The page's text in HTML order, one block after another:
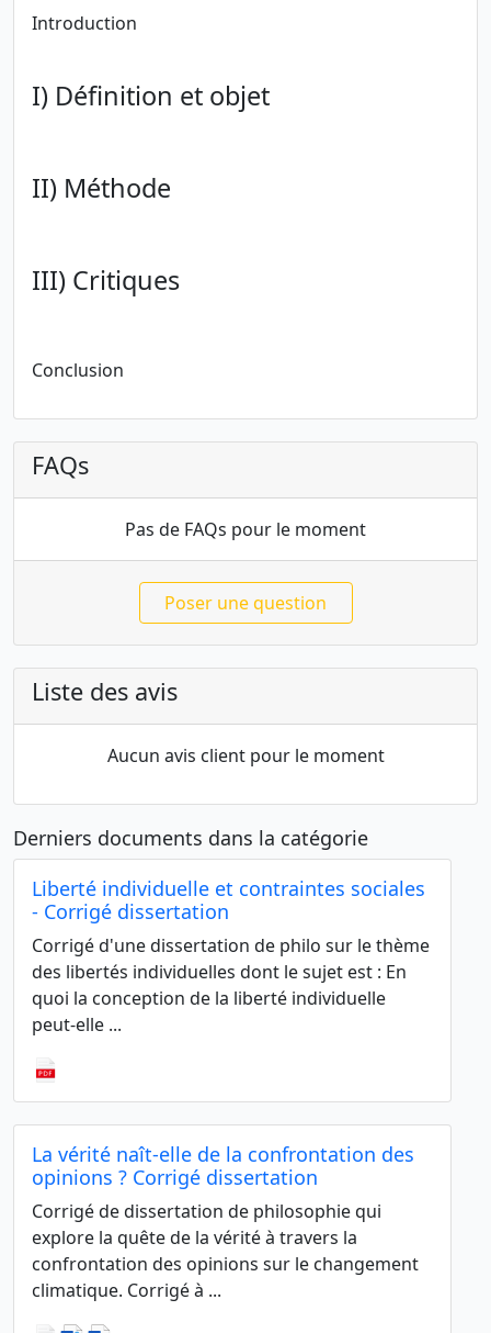
Introduction
I) Définition et objet
II) Méthode
III) Critiques
Conclusion
FAQs
Pas de FAQs pour le moment
Poser une question
Liste des avis
Aucun avis client pour le moment
Derniers documents dans la catégorie
Liberté individuelle et contraintes sociales
- Corrigé dissertation
Corrigé d'une dissertation de philo sur le thème
des libertés individuelles dont le sujet est : En
quoi la conception de la liberté individuelle
peut-elle ...
La vérité naît-elle de la confrontation des
opinions ? Corrigé dissertation
Corrigé de dissertation de philosophie qui
explore la quête de la vérité à travers la
confrontation des opinions sur le changement
climatique. Corrigé à ...